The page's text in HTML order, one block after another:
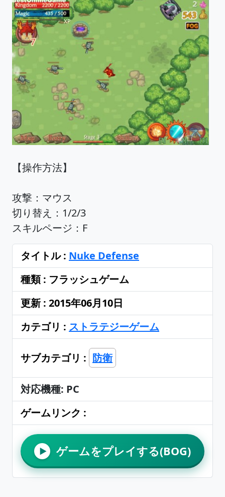
【操作方法】
攻撃：マウス
切り替え：1/2/3
スキルページ：F
タイトル : Nuke Defense
種類 : フラッシュゲーム
更新 : 2015年06月10日
カテゴリ : ストラテジーゲーム
サブカテゴリ : 防衛
対応機種: PC
ゲームリンク :
▶ ゲームをプレイする(BOG)